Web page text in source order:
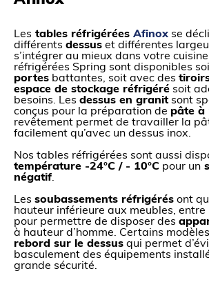
Les tables réfrigérées Afinox se
différents dessus et différentes
s’intégrer au mieux dans votre
réfrigérées Spring sont disponibles
portes battantes, soit avec des
espace de stockage réfrigéré soit
besoins. Les dessus en granit sont
conçus pour la préparation de pâte à
revêtement permet de travailler la
facilement qu’avec un dessus inox.
Nos tables réfrigérées sont aussi
température -24°C / - 10°C pour un
négatif.
Les soubassements réfrigérés ont
hauteur inférieure aux meubles,
pour permettre de disposer des
à hauteur d’homme. Certains
rebord sur le dessus qui permet
basculement des équipements
grande sécurité.